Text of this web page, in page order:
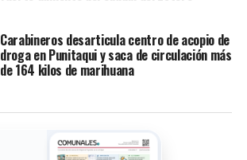
Carabineros desarticula centro de acopio de
droga en Punitaqui y saca de circulación más
de 164 kilos de marihuana